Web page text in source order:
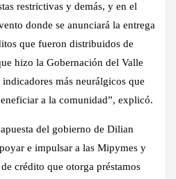
restrictivas y demás, y en el
donde se anunciará la entrega
que fueron distribuidos de
hizo la Gobernación del Valle
más neurálgicos que
a la comunidad”, explicó.
del gobierno de Dilian
e impulsar a las Mipymes y
crédito que otorga préstamos